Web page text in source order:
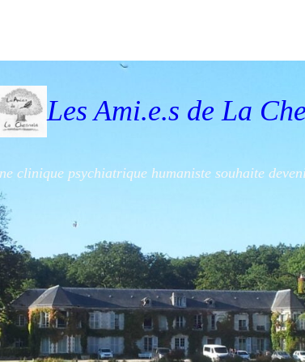
Les Ami.e.s de La
clinique psychiatrique humaniste souhaite